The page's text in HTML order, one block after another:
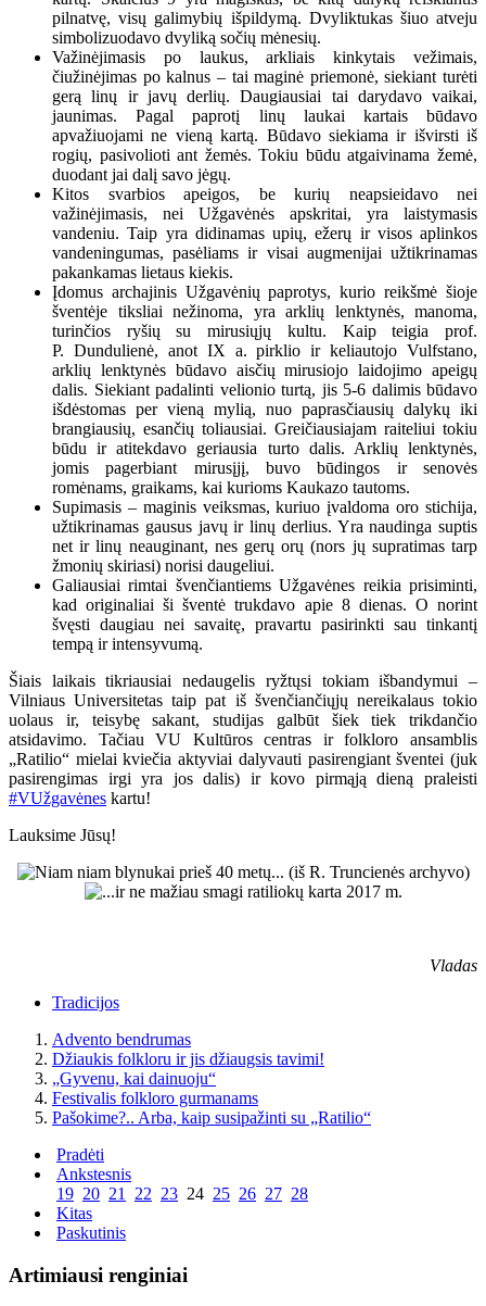
pilnatvę, visų galimybių išpildymą. Dvyliktukas šiuo atveju
simbolizuodavo dvyliką sočių mėnesių.
Važinėjimasis po laukus, arkliais kinkytais vežimais,
čiužinėjimas po kalnus – tai maginė priemonė, siekiant turėti
gerą linų ir javų derlių. Daugiausiai tai darydavo vaikai,
jaunimas. Pagal paprotį linų laukai kartais būdavo
apvažiuojami ne vieną kartą. Būdavo siekiama ir išvirsti iš
rogių, pasivolioti ant žemės. Tokiu būdu atgaivinama žemė,
duodant jai dalį savo jėgų.
Kitos svarbios apeigos, be kurių neapsieidavo nei
važinėjimasis, nei Užgavėnės apskritai, yra laistymasis
vandeniu. Taip yra didinamas upių, ežerų ir visos aplinkos
vandeningumas, pasėliams ir visai augmenijai užtikrinamas
pakankamas lietaus kiekis.
Įdomus archajinis Užgavėnių paprotys, kurio reikšmė šioje
šventėje tiksliai nežinoma, yra arklių lenktynės, manoma,
turinčios ryšių su mirusiųjų kultu. Kaip teigia prof.
P. Dundulienė, anot IX a. pirklio ir keliautojo Vulfstano,
arklių lenktynės būdavo aisčių mirusiojo laidojimo apeigų
dalis. Siekiant padalinti velionio turtą, jis 5-6 dalimis būdavo
išdėstomas per vieną mylią, nuo paprasčiausių dalykų iki
brangiausių, esančių toliausiai. Greičiausiajam raiteliui tokiu
būdu ir atitekdavo geriausia turto dalis. Arklių lenktynės,
jomis pagerbiant mirusįjį, buvo būdingos ir senovės
romėnams, graikams, kai kurioms Kaukazo tautoms.
Supimasis – maginis veiksmas, kuriuo įvaldoma oro stichija,
užtikrinamas gausus javų ir linų derlius. Yra naudinga suptis
net ir linų neauginant, nes gerų orų (nors jų supratimas tarp
žmonių skiriasi) norisi daugeliui.
Galiausiai rimtai švenčiantiems Užgavėnes reikia prisiminti,
kad originaliai ši šventė trukdavo apie 8 dienas. O norint
švęsti daugiau nei savaitę, pravartu pasirinkti sau tinkantį
tempą ir intensyvumą.
Šiais laikais tikriausiai nedaugelis ryžtųsi tokiam išbandymui –
Vilniaus Universitetas taip pat iš švenčiančiųjų nereikalaus tokio
uolaus ir, teisybę sakant, studijas galbūt šiek tiek trikdančio
atsidavimo. Tačiau VU Kultūros centras ir folkloro ansamblis
„Ratilio“ mielai kviečia aktyviai dalyvauti pasirengiant šventei (juk
pasirengimas irgi yra jos dalis) ir kovo pirmąją dieną praleisti
#VUžgavėnes kartu!
Lauksime Jūsų!
Vladas
Tradicijos
Advento bendrumas
Džiaukis folkloru ir jis džiaugsis tavimi!
„Gyvenu, kai dainuoju“
Festivalis folkloro gurmanams
Pašokime?.. Arba, kaip susipažinti su „Ratilio“
Pradėti
Ankstesnis
19 20 21 22 23 24 25 26 27 28
Kitas
Paskutinis
Artimiausi renginiai